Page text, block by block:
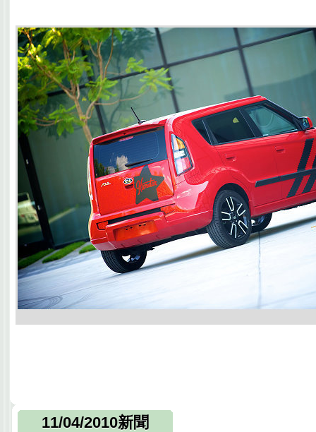
11/04/2010新聞